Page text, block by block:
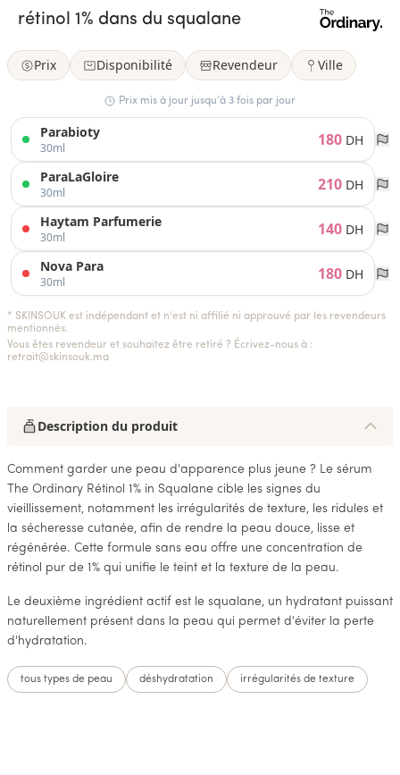
rétinol 1% dans du squalane
Prix Disponibilité Revendeur Ville
Prix mis à jour jusqu’à 3 fois par jour
Parabioty
30ml 180 DH
ParaLaGloire
30ml 210 DH
Haytam Parfumerie
30ml 140 DH
Nova Para
30ml 180 DH
* SKINSOUK est indépendant et n'est ni affilié ni approuvé par les revendeurs
mentionnés.
Vous êtes revendeur et souhaitez être retiré ? Écrivez-nous à :
retrait@skinsouk.ma
Description du produit
Comment garder une peau d'apparence plus jeune ? Le sérum
The Ordinary Rétinol 1% in Squalane cible les signes du
vieillissement, notamment les irrégularités de texture, les ridules et
la sécheresse cutanée, afin de rendre la peau douce, lisse et
régénérée. Cette formule sans eau offre une concentration de
rétinol pur de 1% qui unifie le teint et la texture de la peau.
Le deuxième ingrédient actif est le squalane, un hydratant puissant
naturellement présent dans la peau qui permet d'éviter la perte
d'hydratation.
tous types de peau déshydratation irrégularités de texture